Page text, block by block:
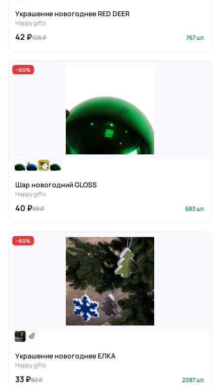
Украшение новогоднее RED DEER
Happy gifts
42 ₽105 ₽ 767 шт.
−60%
Шар новогодний GLOSS
Happy gifts
40 ₽99 ₽ 683 шт.
−60%
Украшение новогоднее ЕЛКА
Happy gifts
33 ₽82 ₽ 2287 шт.